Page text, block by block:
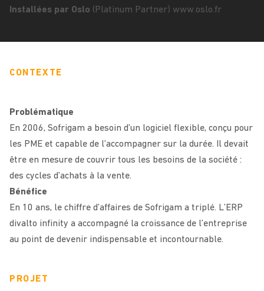
Installées par Oslo (Platinum Partner) www.oslo.fr
CONTEXTE
Problématique
En 2006, Sofrigam a besoin d’un logiciel flexible, conçu pour
les PME et capable de l’accompagner sur la durée. Il devait
être en mesure de couvrir tous les besoins de la société :
des cycles d’achats à la vente.
Bénéfice
En 10 ans, le chiffre d’affaires de Sofrigam a triplé. L’ERP
divalto infinity a accompagné la croissance de l’entreprise
au point de devenir indispensable et incontournable.
PROJET